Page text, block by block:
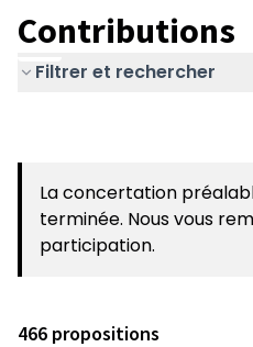
Contributions
Filtrer et rechercher
La concertation
terminée. Nous vous
participation.
466 propositions